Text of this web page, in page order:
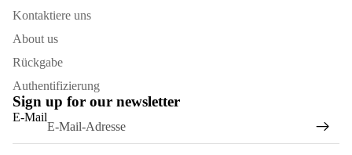
Kontaktiere uns
About us
Rückgabe
Authentifizierung
Sign up for our newsletter
E-Mail